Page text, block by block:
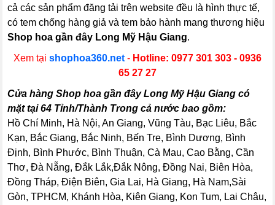
cả các sản phẩm đăng tải trên website đều là hình thực tế,
có tem chống hàng giả và tem bảo hành mang thương hiệu
Shop hoa gần đây Long Mỹ Hậu Giang.
Xem tại shophoa360.net - Hotline: 0977 301 303 - 0936
65 27 27
Cửa hàng Shop hoa gần đây Long Mỹ Hậu Giang có
mặt tại 64 Tỉnh/Thành Trong cả nước bao gồm:
Hồ Chí Minh, Hà Nội, An Giang, Vũng Tàu, Bạc Liêu, Bắc
Kạn, Bắc Giang, Bắc Ninh, Bến Tre, Bình Dương, Bình
Định, Bình Phước, Bình Thuận, Cà Mau, Cao Bằng, Cần
Thơ, Đà Nẵng, Đắk Lắk,Đắk Nông, Đồng Nai, Biên Hòa,
Đồng Tháp, Điện Biên, Gia Lai, Hà Giang, Hà Nam,Sài
Gòn, TPHCM, Khánh Hòa, Kiên Giang, Kon Tum, Lai Châu,